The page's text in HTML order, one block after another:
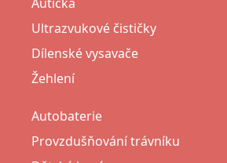
Ultrazvukové čističky
Dílenské vysavače
Žehlení
Autobaterie
Provzdušňování trávníku